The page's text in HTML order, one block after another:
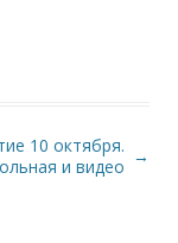
10 октября.
и видео →